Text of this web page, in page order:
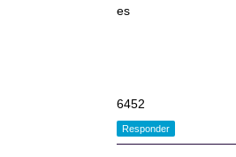
es
6452
Responder